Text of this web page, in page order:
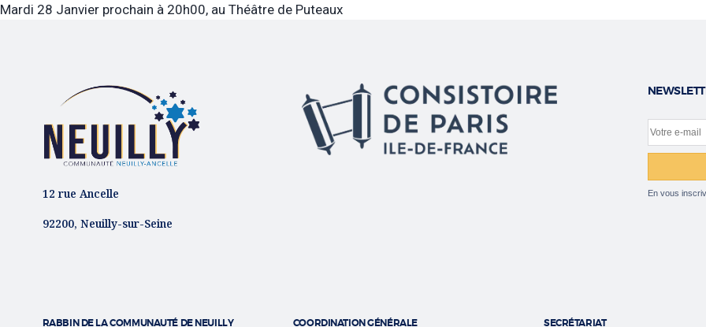
Mardi 28 Janvier prochain à 20h00, au Théâtre de Puteaux
12 rue Ancelle
92200, Neuilly-sur-Seine
Votre e-
Site web
En vous
RABBIN DE LA COMMUNAUTÉ DE NEUILLY COORDINATION GÉNÉRALE SECRÉTARIAT